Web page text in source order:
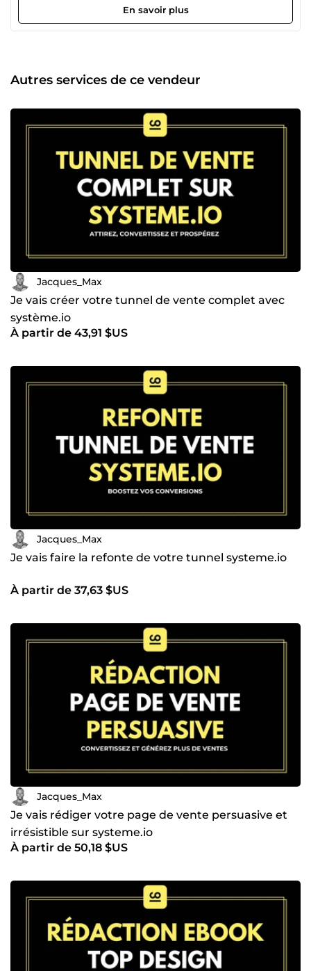
une idée de business mais ne savez pas par où
commencer ? Ou un projet existant qui ne génère pas les
ses attentes. ✅ Respect des valeurs et de l’identité de votre
marque pour une stratégie authentique. ✅ Création de
Recherche approfondie pour des actions stratégiques et
percutantes. ✅ Mise en place de solutions concrètes pour
obtenir des résultats mesurables. Ensemble, nous pouvons
: 💡 Attirer des prospects qualifiés et des partenariats
stratégiques. 💡 Étendre votre audience et atteindre un
public plus large. 💡 Développer la notoriété et la visibilité
de votre entreprise. Je suis passionné par l’art de
transmettre des émotions et de transformer les idées en
résultats concrets. J’aide les entreprises et les
indépendants à créer du contenu pertinent et engageant
transformer vos idées en succès ? 📩 Contactez-moi dès
maintenant !
En savoir plus
Autres services de ce vendeur
Jacques_Max
Je vais créer votre tunnel de vente complet avec
système.io
À partir de 43,91 $US
Jacques_Max
Je vais faire la refonte de votre tunnel systeme.io
À partir de 37,63 $US
Jacques_Max
Je vais rédiger votre page de vente persuasive et
irrésistible sur systeme.io
À partir de 50,18 $US